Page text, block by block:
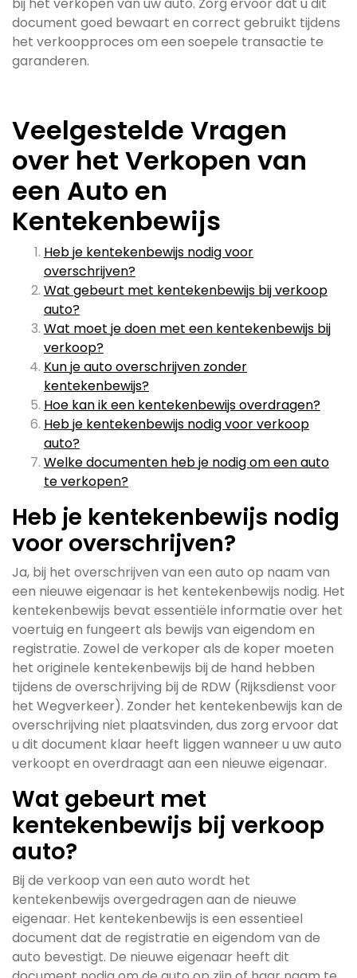
document goed bewaart en correct gebruikt tijdens
het verkoopproces om een soepele transactie te
garanderen.
Veelgestelde Vragen
over het Verkopen van
een Auto en
Kentekenbewijs
Heb je kentekenbewijs nodig voor
overschrijven?
Wat gebeurt met kentekenbewijs bij verkoop
auto?
Wat moet je doen met een kentekenbewijs bij
verkoop?
Kun je auto overschrijven zonder
kentekenbewijs?
Hoe kan ik een kentekenbewijs overdragen?
Heb je kentekenbewijs nodig voor verkoop
auto?
Welke documenten heb je nodig om een auto
te verkopen?
Heb je kentekenbewijs nodig
voor overschrijven?
Ja, bij het overschrijven van een auto op naam van
een nieuwe eigenaar is het kentekenbewijs nodig. Het
kentekenbewijs bevat essentiële informatie over het
voertuig en fungeert als bewijs van eigendom en
registratie. Zowel de verkoper als de koper moeten
het originele kentekenbewijs bij de hand hebben
tijdens de overschrijving bij de RDW (Rijksdienst voor
het Wegverkeer). Zonder het kentekenbewijs kan de
overschrijving niet plaatsvinden, dus zorg ervoor dat
u dit document klaar heeft liggen wanneer u uw auto
verkoopt en overdraagt aan een nieuwe eigenaar.
Wat gebeurt met
kentekenbewijs bij verkoop
auto?
Bij de verkoop van een auto wordt het
kentekenbewijs overgedragen aan de nieuwe
eigenaar. Het kentekenbewijs is een essentieel
document dat de registratie en eigendom van de
auto bevestigt. De nieuwe eigenaar heeft dit